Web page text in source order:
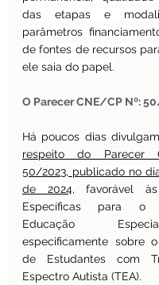
das etapas e
parâmetros
de fontes de recursos
ele saia do papel.
O Parecer CNE/CP Nº:
Há poucos dias
respeito do Parecer
50/2023, publicado no
de 2024, favorável às
Específicas para o
Educação
especificamente sobre
de Estudantes com
Espectro Autista (TEA).